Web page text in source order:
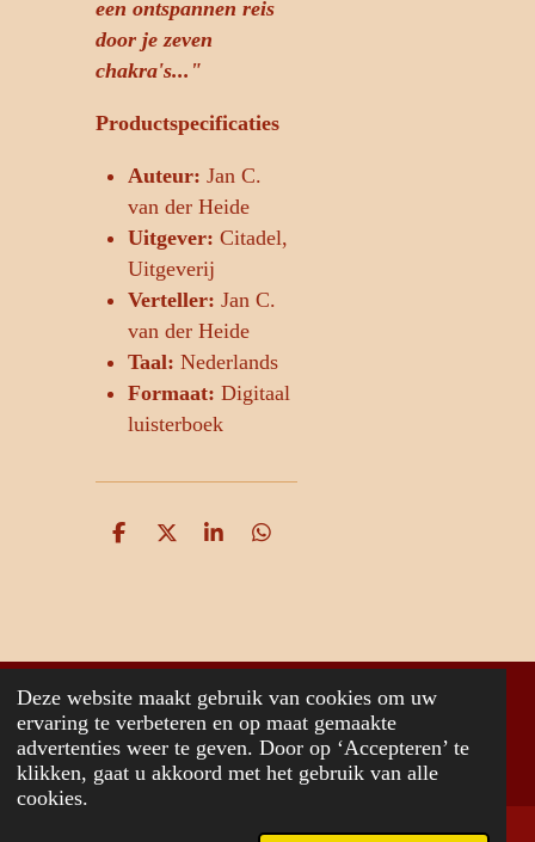
Deze website maakt gebruik van cookies om uw
ervaring te verbeteren en op maat gemaakte
advertenties weer te geven. Door op ‘Accepteren’ te
klikken, gaat u akkoord met het gebruik van alle
cookies.
een ontspannen reis
door je zeven
chakra's..."
Productspecificaties
Auteur: Jan C.
van der Heide
Uitgever: Citadel,
Uitgeverij
Verteller: Jan C.
van der Heide
Taal: Nederlands
Formaat: Digitaal
luisterboek
D
D
S
D
© 2026 www.jancvanderheide.com
Powered by JouwWeb